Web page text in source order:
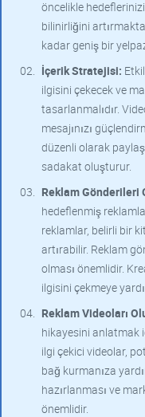
öncelikle
bilinirliğini
kadar geniş bir
İçerik Stratejisi:
ilgisini çekecek ve
tasarlanmalıdır.
mesajınızı
düzenli olarak
sadakat oluşturur.
Reklam Gönderileri
hedeflenmiş
reklamlar, belirli bir
artırabilir. Reklam
olması önemlidir.
ilgisini çekmeye
Reklam Videoları
hikayesini anlatmak
ilgi çekici videolar,
bağ kurmanıza
hazırlanması ve
önemlidir.